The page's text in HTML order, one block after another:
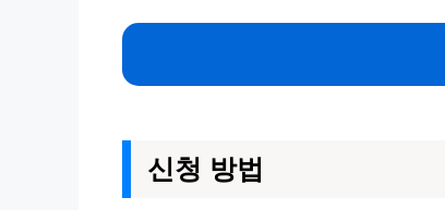
신청 방법